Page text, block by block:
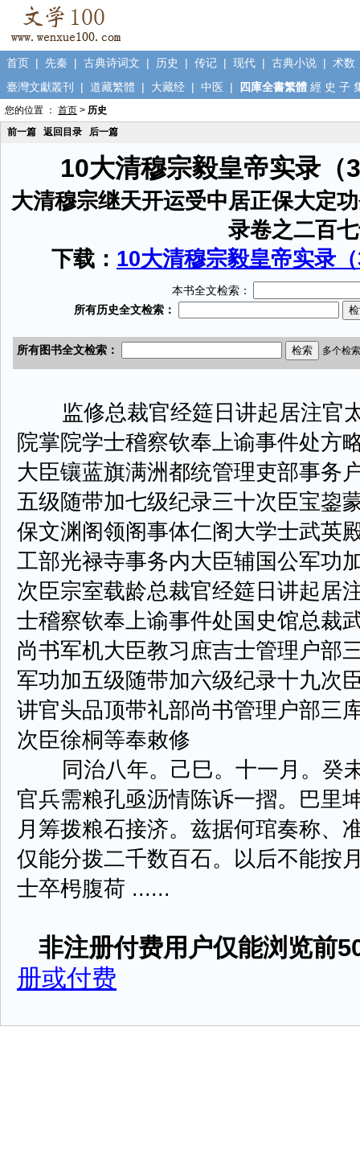
首页 | 先秦 | 古典诗词文 | 历史 | 传记 | 现代 | 古典小说 | 术数
臺灣文獻叢刊
| 道藏繁體 | 大藏经 | 中医 | 四庫全書繁體 經 史 子
您的位置 ： 首页 > 历史
前一篇
返回目录 后一篇
10大清穆宗毅皇帝实录（
大清穆宗继天开运受中居正保大定
录卷之二百
下载： 10大清穆宗毅皇帝实录
本书全文检索：
监修总裁官经筵日讲起居注官
院掌院学士稽察钦奉上谕事件处方
大臣镶蓝旗满洲都统管理吏部事务
五级随带加七级纪录三十次臣宝鋆
保文渊阁领阁事体仁阁大学士武英
工部光禄寺事务内大臣辅国公军功
次臣宗室载龄总裁官经筵日讲起居
士稽察钦奉上谕事件处国史馆总裁
尚书军机大臣教习庶吉士管理户部
军功加五级随带加六级纪录十九次
讲官头品顶带礼部尚书管理户部三
次臣徐桐等奉敕修
同治八年。己巳。十一月。癸
官兵需粮孔亟沥情陈诉一摺。巴里
月筹拨粮石接济。兹据何琯奏称、
仅能分拨二千数百石。以后不能按
士卒枵腹荷 ......
非注册付费用户仅能浏览前
册或付费